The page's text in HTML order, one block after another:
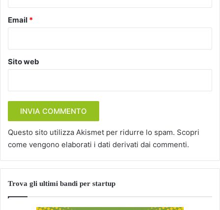
Email *
Sito web
Questo sito utilizza Akismet per ridurre lo spam. Scopri
come vengono elaborati i dati derivati dai commenti.
Trova gli ultimi bandi per startup